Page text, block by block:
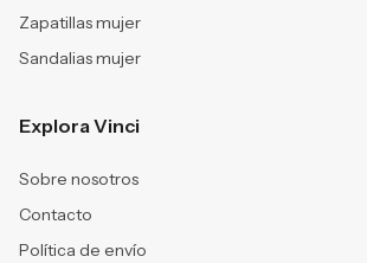
Zapatillas mujer
Sandalias mujer
Explora Vinci
Sobre nosotros
Contacto
Política de envío